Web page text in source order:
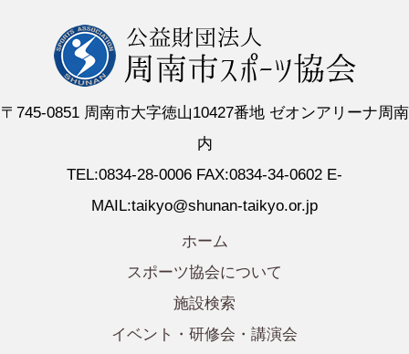
〒745-0851 周南市大字徳山10427番地 ゼオンアリーナ周南
内
TEL:0834-28-0006 FAX:0834-34-0602 E-
MAIL:taikyo@shunan-taikyo.or.jp
ホーム
スポーツ協会について
施設検索
イベント・研修会・講演会